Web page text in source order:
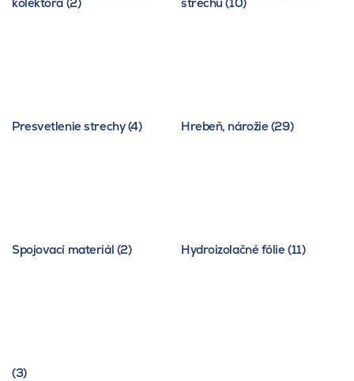
Presvetlenie strechy (4) Hrebeň, nárožie (29)
Spojovací materiál (2) Hydroizolačné fólie (11)
(3)